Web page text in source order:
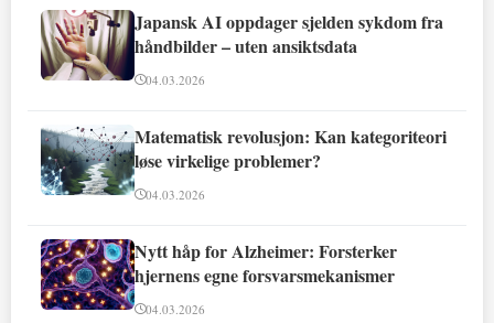
Japansk AI oppdager sjelden sykdom fra
håndbilder – uten ansiktsdata
04.03.2026
Matematisk revolusjon: Kan kategoriteori
løse virkelige problemer?
04.03.2026
Nytt håp for Alzheimer: Forsterker
hjernens egne forsvarsmekanismer
04.03.2026